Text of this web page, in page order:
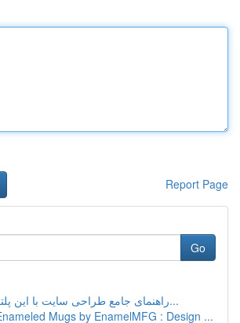
Report Page
Go
راهنمای جامع طراحی سایت با این پلتفرم وردپر...
Mugs by EnamelMFG : Design ...